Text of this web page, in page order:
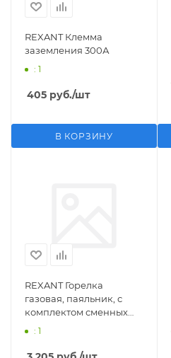
REXANT Клемма
заземления 300А
: 1
405 руб./шт
В КОРЗИНУ
REXANT Горелка
газовая, паяльник, с
комплектом сменных
насадок, 11 предметов
: 1